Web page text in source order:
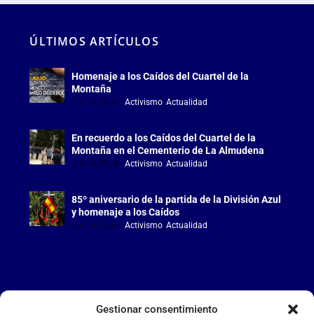
Gestionar consentimiento
ÚLTIMOS ARTÍCULOS
Homenaje a los Caídos del Cuartel de la
Montaña
Jul 18, 2026 |Activismo,Actualidad
En recuerdo a los Caídos del Cuartel de la
Montaña en el Cementerio de La Almudena
Jul 18, 2026 |Activismo,Actualidad
85º aniversario de la partida de la División Azul
y homenaje a los Caídos
Jul 15, 2026 |Activismo,Actualidad
LA FALANGE